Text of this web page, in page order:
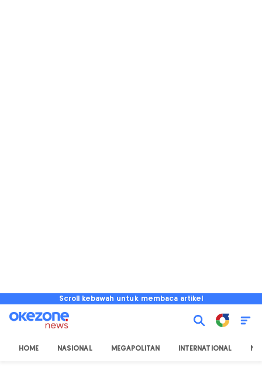
Scroll kebawah untuk membaca artikel
HOME NASIONAL MEGAPOLITAN INTERNATIONAL